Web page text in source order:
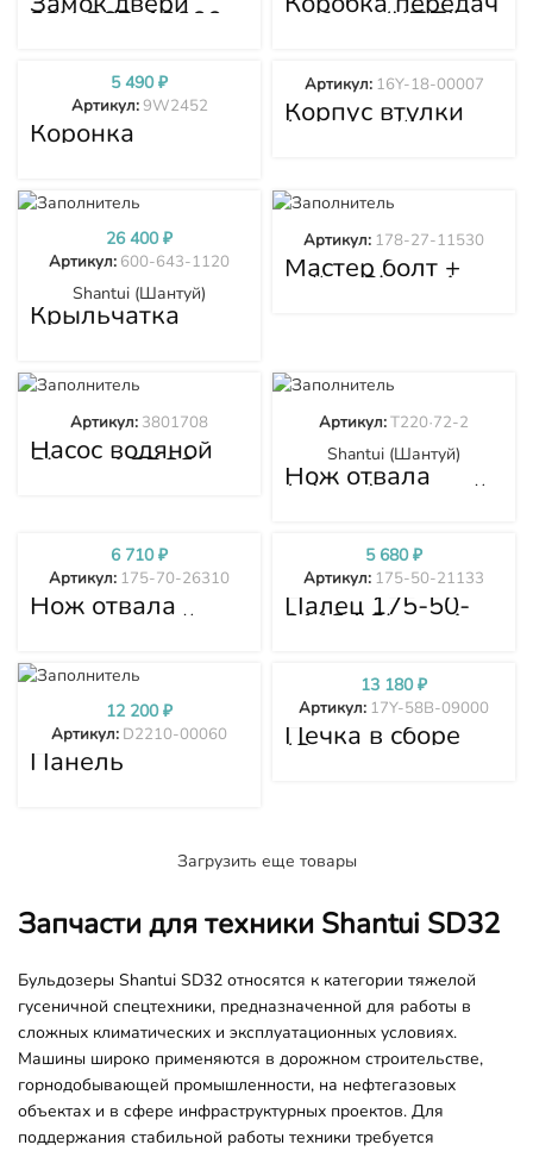
23Y-56B-12000 в сборе (КПП)
Коронка
рыхлителя
00010
Артикул:9W2452
5 490₽
Корпус втулки
(концевой) опора
Артикул: 16Y-18-00007
Крыльчатка
вентилятора
1120
Shantui (Шантуй)
Артикул: 600-643-1120
26 400₽
Мастер болт +
гайка Shantui
Артикул: 178-27-11530
Насос водяной
Shantui SD32
Артикул: 3801708
Нож отвала
(сфера) средний
Shantui (Шантуй)
Артикул:T220·72-2
Нож отвала
центральный
Артикул: 175-70-26310
6 710₽
Палец 175-50-
21134 Shantui
Артикул: 175-50-21133
5 680₽
Панель
управления в
Артикул: D2210-00060
12 200₽
Печка в сборе
(Отопитель
Артикул: 17Y-58B-09000
13 180₽
Загрузить еще товары
Запчасти для техники Shantui SD32
Бульдозеры Shantui SD32 относятся к категории тяжелой
гусеничной спецтехники, предназначенной для работы в
сложных климатических и эксплуатационных условиях.
Машины широко применяются в дорожном строительстве,
горнодобывающей промышленности, на нефтегазовых
объектах и в сфере инфраструктурных проектов. Для
поддержания стабильной работы техники требуется